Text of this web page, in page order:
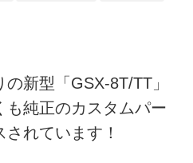
新型「GSX-8T/TT」
も純正のカスタムパー
れています！